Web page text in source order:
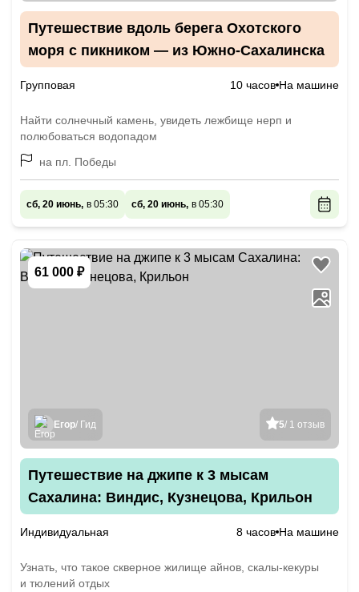
Путешествие вдоль берега Охотского
моря с пикником — из Южно-Сахалинска
Групповая 10 часов На машине
Найти солнечный камень, увидеть лежбище нерп и
полюбоваться водопадом
на пл. Победы
сб, 20 июнь, в 05:30 сб, 20 июнь, в 05:30
61 000 ₽
5/ 1 отзыв
Егор/ Гид
Путешествие на джипе к 3 мысам
Сахалина: Виндис, Кузнецова, Крильон
Индивидуальная 8 часов На машине
Узнать, что такое скверное жилище айнов, скалы-кекуры
и тюлений отдых